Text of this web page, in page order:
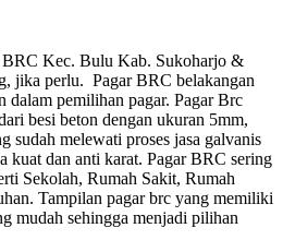
BRC Kec. Bulu Kab. Sukoharjo &
jika perlu. Pagar BRC belakangan
pemilihan pagar. Pagar Brc
besi beton dengan ukuran 5mm,
sudah melewati proses jasa galvanis
kuat dan anti karat. Pagar BRC sering
Sekolah, Rumah Sakit, Rumah
Tampilan pagar brc yang memiliki
mudah sehingga menjadi pilihan